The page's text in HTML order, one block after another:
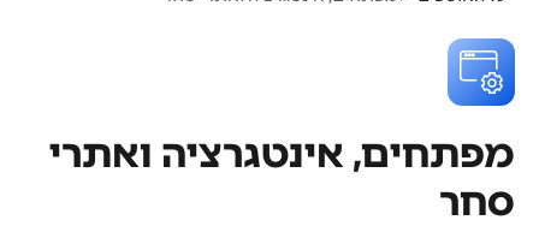
מפתחים, אינטגרציה ואתרי
סחר